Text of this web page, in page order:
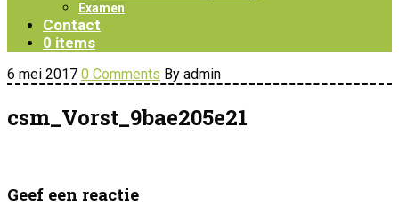
Examen
Contact
0 items
6 mei 2017 0 Comments By admin
csm_Vorst_9bae205e21
Geef een reactie